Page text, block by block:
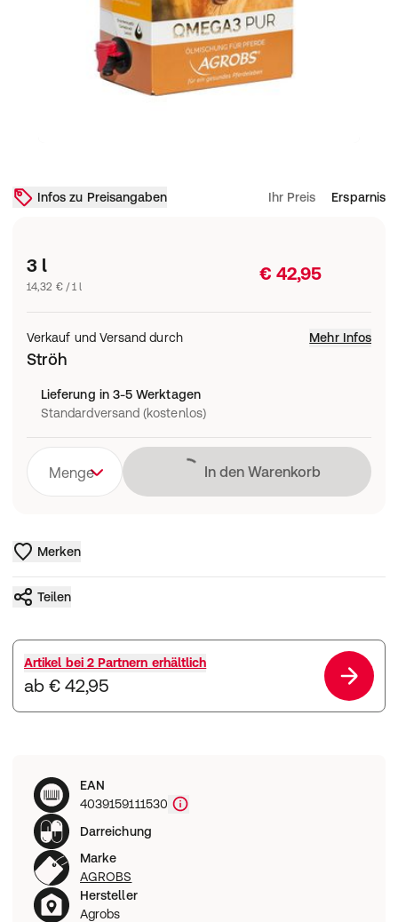
Infos zu Preisangaben Ihr Preis Ersparnis
3 l
14,32 € / 1 l
€ 42,95
Verkauf und Versand durch Mehr Infos
Ströh
Lieferung in 3-5 Werktagen
Standardversand (kostenlos)
Menge LädtIn den Warenkorb
Merken
Teilen
Artikel bei 2 Partnern erhältlich
ab € 42,95
EAN
4039159111530
Darreichung
Marke
AGROBS
Hersteller
Agrobs